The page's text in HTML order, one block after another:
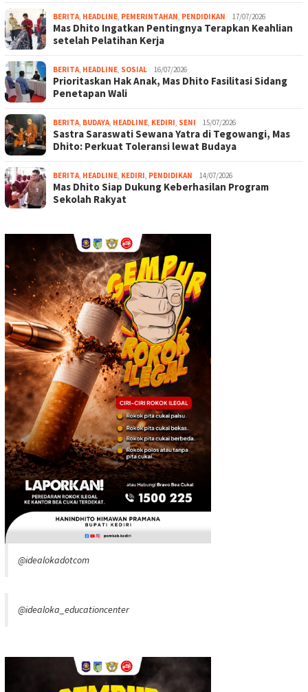
BERITA, HEADLINE, PEMERINTAHAN, PENDIDIKAN 17/07/2026
Mas Dhito Ingatkan Pentingnya Terapkan Keahlian
setelah Pelatihan Kerja
BERITA, HEADLINE, SOSIAL 16/07/2026
Prioritaskan Hak Anak, Mas Dhito Fasilitasi Sidang
Penetapan Wali
BERITA, BUDAYA, HEADLINE, KEDIRI, SENI 15/07/2026
Sastra Saraswati Sewana Yatra di Tegowangi, Mas
Dhito: Perkuat Toleransi lewat Budaya
BERITA, HEADLINE, KEDIRI, PENDIDIKAN 14/07/2026
Mas Dhito Siap Dukung Keberhasilan Program
Sekolah Rakyat
@idealokadotcom
@idealoka_educationcenter